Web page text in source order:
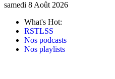
samedi 8 Août 2026
What's Hot:
RSTLSS
Nos podcasts
Nos playlists